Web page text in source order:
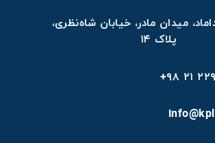
میدان مادر، خیابان شاه‌نظری،
پلاک ۱۴